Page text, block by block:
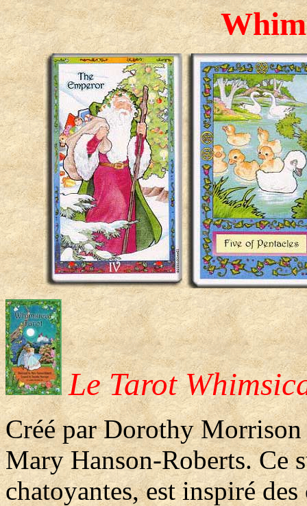
Le Tarot
Créé par Dorothy
Mary Hanson-Roberts. Ce
chatoyantes, est inspiré